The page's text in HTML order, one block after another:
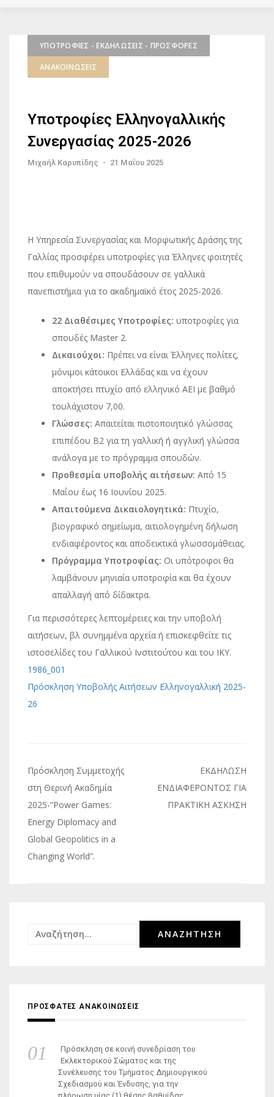
ΥΠΟΤΡΟΦΊΕΣ - ΕΚΔΗΛΏΣΕΙΣ - ΠΡΟΣΦΟΡΈΣ
ΑΝΑΚΟΙΝΏΣΕΙΣ
Υποτροφίες Ελληνογαλλικής
Συνεργασίας 2025-2026
Μιχαήλ Καρυπίδης - 21 Μαΐου 2025
Η Υπηρεσία Συνεργασίας και Μορφωτικής Δράσης της
Γαλλίας προσφέρει υποτροφίες για Έλληνες φοιτητές
που επιθυμούν να σπουδάσουν σε γαλλικά
πανεπιστήμια για το ακαδημαϊκό έτος 2025-2026.
22 Διαθέσιμες Υποτροφίες: υποτροφίες για
σπουδές Master 2.
Δικαιούχοι: Πρέπει να είναι Έλληνες πολίτες,
μόνιμοι κάτοικοι Ελλάδας και να έχουν
αποκτήσει πτυχίο από ελληνικό ΑΕΙ με βαθμό
τουλάχιστον 7,00.
Γλώσσες: Απαιτείται πιστοποιητικό γλώσσας
επιπέδου Β2 για τη γαλλική ή αγγλική γλώσσα
ανάλογα με το πρόγραμμα σπουδών.
Προθεσμία υποβολής αιτήσεων: Από 15
Μαΐου έως 16 Ιουνίου 2025.
Απαιτούμενα Δικαιολογητικά: Πτυχίο,
βιογραφικό σημείωμα, αιτιολογημένη δήλωση
ενδιαφέροντος και αποδεικτικά γλωσσομάθειας.
Πρόγραμμα Υποτροφίας: Οι υπότροφοι θα
λαμβάνουν μηνιαία υποτροφία και θα έχουν
απαλλαγή από δίδακτρα.
Για περισσότερες λεπτομέρειες και την υποβολή
αιτήσεων, βλ συνημμένα αρχεία ή επισκεφθείτε τις
ιστοσελίδες του Γαλλικού Ινστιτούτου και του ΙΚΥ.
1986_001
Πρόσκληση Υποβολής Αιτήσεων Ελληνογαλλική 2025-
26
Πλοήγηση
άρθρων
Πρόσκληση Συμμετοχής
στη Θερινή Ακαδημία
2025-“Power Games:
Energy Diplomacy and
Global Geopolitics in a
Changing World”.
ΕΚΔΗΛΩΣΗ
ΕΝΔΙΑΦΕΡΟΝΤΟΣ ΓΙΑ
ΠΡΑΚΤΙΚΗ ΑΣΚΗΣΗ
Αναζήτηση
ΠΡΟΣΦΑΤΕΣ ΑΝΑΚΟΙΝΩΣΕΙΣ
Πρόσκληση σε κοινή συνεδρίαση του
Εκλεκτορικού Σώματος και της
Συνέλευσης του Τμήματος Δημιουργικού
Σχεδιασμού και Ένδυσης, για την